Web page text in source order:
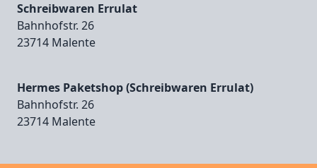
Schreibwaren Errulat
Bahnhofstr. 26
23714 Malente
Hermes Paketshop (Schreibwaren Errulat)
Bahnhofstr. 26
23714 Malente